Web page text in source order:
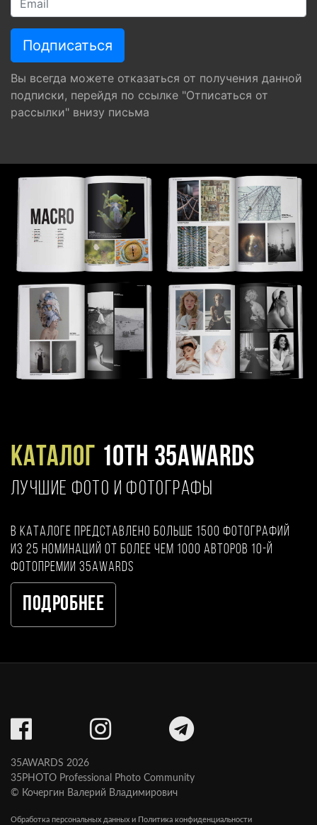
Вы всегда можете отказаться от получения данной
подписки, перейдя по ссылке "Отписаться от
рассылки" внизу письма
Каталог 10TH 35AWARDS
ЛУЧШИЕ ФОТО И ФОТОГРАФЫ
В каталоге представлено больше 1500 фотографий
из 25 номинаций от более чем 1000 авторов 10-й
фотопремии 35AWARDS
Подробнее
35AWARDS 2026
35PHOTO Professional Photo Community
© Кочергин Валерий Владимирович
Обработка персональных данных и Политика конфиденциальности